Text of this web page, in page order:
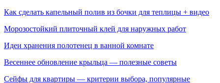
Как сделать капельный полив из бочки для теплицы + видео
Морозостойкий плиточный клей для наружных работ
Идеи хранения полотенец в ванной комнате
Весеннее обновление крыльца — полезные советы
Сейфы для квартиры — критерии выбора, популярные